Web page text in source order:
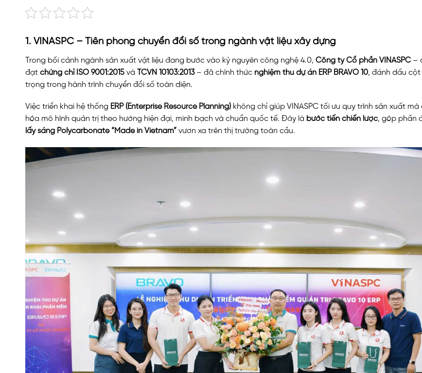
1. VINASPC – Tiên phong chuyển đổi số trong ngành vật liệu xây dựng
Trong bối cảnh ngành sản xuất vật liệu đang bước vào kỷ nguyên công nghệ 4.0, Công ty Cổ phần VINASPC –
đạt chứng chỉ ISO 9001:2015 và TCVN 10103:2013– đã chính thức nghiệm thu dự án ERP BRAVO 10, đánh dấu
trọng trong hành trình chuyển đổi số toàn diện.
Việc triển khai hệ thống ERP (Enterprise Resource Planning) không chỉ giúp VINASPC tối ưu quy trình sản xuất
hóa mô hình quản trị theo hướng hiện đại, minh bạch và chuẩn quốc tế. Đây là bước tiến chiến lược, góp phần
lấy sáng Polycarbonate “Made in Vietnam” vươn xa trên thị trường toàn cầu.